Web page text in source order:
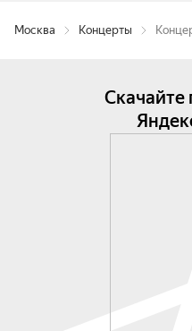
Москва Концерты